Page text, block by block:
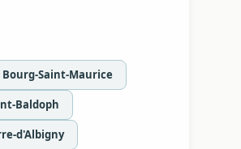
Saint-Maurice
Baldoph
d'Albigny